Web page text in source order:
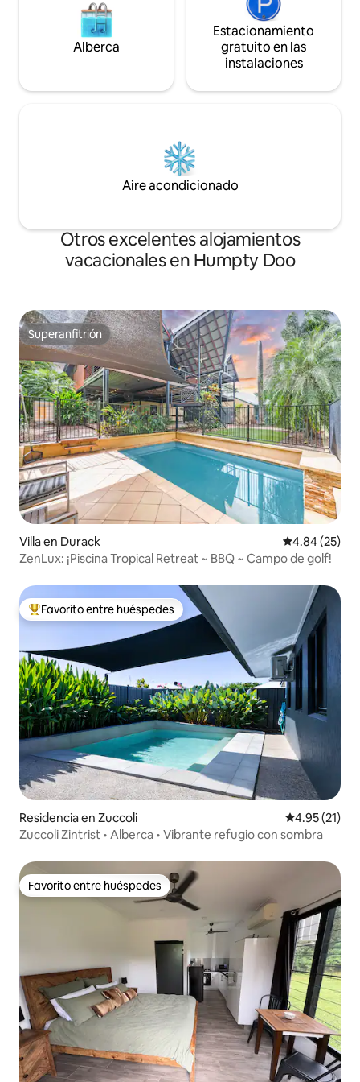
Alberca
Estacionamiento
gratuito en las
instalaciones
Aire acondicionado
Otros excelentes alojamientos
vacacionales en Humpty Doo
Superanfitrión
Superanfitrión
Villa en Durack Calificación
4.84 (25)
ZenLux: ¡Piscina Tropical Retreat ~ BBQ ~ Campo de golf!
De los mejores en Favorito entre huéspedes
Favorito entre huéspedes
Residencia en Zuccoli Calificación
4.95 (21)
Zuccoli Zintrist • Alberca • Vibrante refugio con sombra
Favorito entre huéspedes
Favorito entre huéspedes